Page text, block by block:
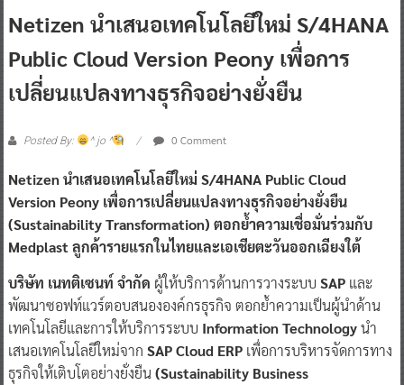
Netizen นำเสนอเทคโนโลยีใหม่ S/4HANA
Public Cloud Version Peony เพื่อการ
เปลี่ยนแปลงทางธุรกิจอย่างยั่งยืน
Posted By: ^ jo ^ 0 Comment
Netizen นำเสนอเทคโนโลยีใหม่ S/4HANA Public Cloud
Version Peony เพื่อการเปลี่ยนแปลงทางธุรกิจอย่างยั่งยืน
(Sustainability Transformation) ตอกย้ำความเชื่อมั่นร่วมกับ
Medplast ลูกค้ารายแรกในไทยและเอเชียตะวันออกเฉียงใต้
บริษัท เนทติเซนท์ จำกัด ผู้ให้บริการด้านการวางระบบ SAPและ
พัฒนาซอฟท์แวร์ตอบสนององค์กรธุรกิจ ตอกย้ำความเป็นผู้นำด้าน
เทคโนโลยีและการให้บริการระบบ Information Technologyนำ
เสนอเทคโนโลยีใหม่จาก SAP Cloud ERPเพื่อการบริหารจัดการทาง
ธุรกิจให้เติบโตอย่างยั่งยืน(Sustainability Business